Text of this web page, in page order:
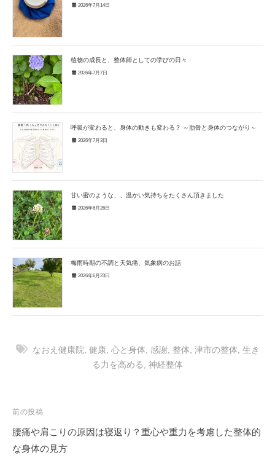
2026年7月14日
植物の成長と、整体師としての学びの日々
2026年7月7日
呼吸が変わると、身体の動きも変わる？ ～肋骨と身体のつながり～
2026年7月3日
甘い蜜のような、、温かい気持ちをたくさん頂きました
2026年6月26日
梅雨時期の不調と天気痛、気象病のお話
2026年6月23日
なおえ健康院 健康 心と身体 感謝 整体 津市の整体 生き
る力を高める
神経整体
投
稿
ナ
前の投稿
腰痛や肩こりの原因は寝返り？重心や重力を考慮した整体的
な身体の見方